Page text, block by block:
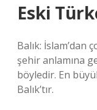
Eski
Balık: İslam’dan
şehir anlamına
böyledir. En
Balık’tır.